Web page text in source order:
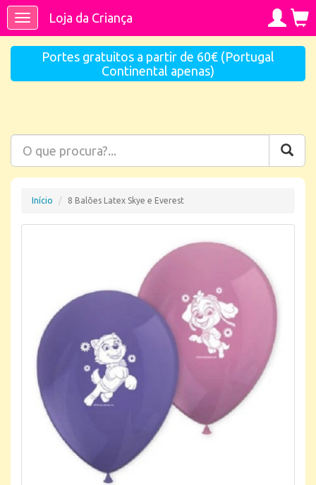
ToggleLoja da Criança
Portes gratuitos a partir de 60€ (Portugal
Continental apenas)
Início 8 Balões Latex Skye e Everest